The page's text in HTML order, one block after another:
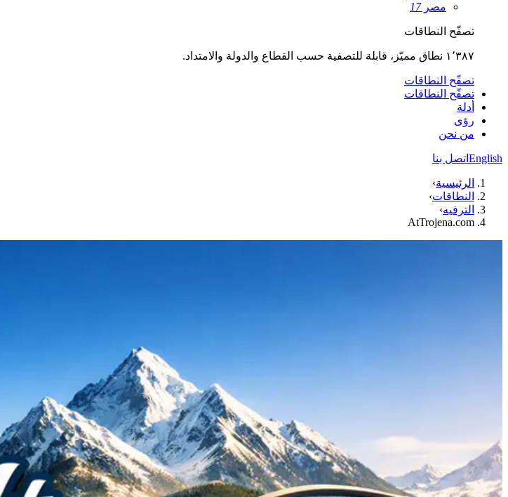
مصر17
تصفّح النطاقات
١٬٣٨٧ نطاق مميّز، قابلة للتصفية حسب القطاع والدولة والامتداد.
تصفّح النطاقات
تصفّح النطاقات
أدلة
رؤى
من نحن
English اتصل بنا
الرئيسية›
النطاقات›
الترفيه›
AtTrojena.com